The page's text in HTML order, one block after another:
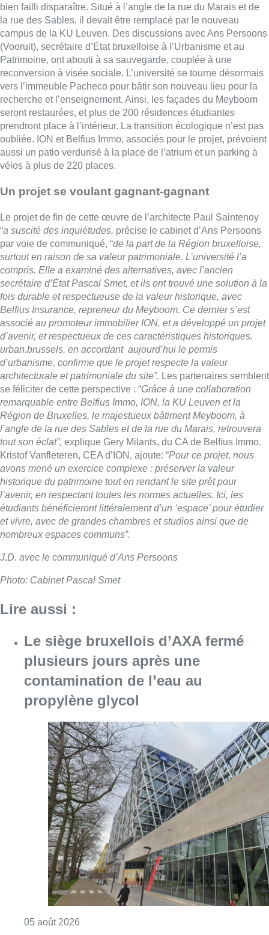
bien failli disparaître. Situé à l’angle de la rue du Marais et de
la rue des Sables, il devait être remplacé par le nouveau
campus de la KU Leuven. Des discussions avec Ans Persoons
(Vooruit), secrétaire d’État bruxelloise à l’Urbanisme et au
Patrimoine, ont abouti à sa sauvegarde, couplée à une
reconversion à visée sociale. L’université se tourne désormais
vers l’immeuble Pacheco pour bâtir son nouveau lieu pour la
recherche et l’enseignement. Ainsi, les façades du Meyboom
seront restaurées, et plus de 200 résidences étudiantes
prendront place à l’intérieur. La transition écologique n’est pas
oubliée. ION et Belfius Immo, associés pour le projet, prévoient
aussi un patio verdurisé à la place de l’atrium et un parking à
vélos à plus de 220 places.
Un projet se voulant gagnant-gagnant
Le projet de fin de cette œuvre de l’architecte Paul Saintenoy
“a suscité des inquiétudes, précise le cabinet d’Ans Persoons
par voie de communiqué, “de la part de la Région bruxelloise,
surtout en raison de sa valeur patrimoniale. L’université l’a
compris. Elle a examiné des alternatives, avec l’ancien
secrétaire d’État Pascal Smet, et ils ont trouvé une solution à la
fois durable et respectueuse de la valeur historique, avec
Belfius Insurance, repreneur du Meyboom. Ce dernier s’est
associé au promoteur immobilier ION, et a développé un projet
d’avenir, et respectueux de ces caractéristiques historiques.
urban.brussels, en accordant ​ aujourd’hui le permis
d’urbanisme, confirme que le projet respecte la valeur
architecturale et patrimoniale du site”. Les partenaires semblent
se féliciter de cette perspective : “Grâce à une collaboration
remarquable entre Belfius Immo, ION, la KU Leuven et la
Région de Bruxelles, le majestueux bâtiment Meyboom, à
l’angle de la rue des Sables et de la rue du Marais, retrouvera
tout son éclat”, explique Gery Milants, du CA de Belfius Immo.
Kristof Vanfleteren, CEA d’ION, ajoute: “Pour ce projet, nous
avons mené un exercice complexe : préserver la valeur
historique du patrimoine tout en rendant le site prêt pour
l’avenir, en respectant toutes les normes actuelles. Ici, les
étudiants bénéficieront littéralement d’un ‘espace’ pour étudier
et vivre, avec de grandes chambres et studios ainsi que de
nombreux espaces communs”.
J.D. avec le communiqué d’Ans Persoons
Photo: Cabinet Pascal Smet
Lire aussi :
Le siège bruxellois d’AXA fermé
plusieurs jours après une
contamination de l’eau au
propylène glycol
05 août 2026